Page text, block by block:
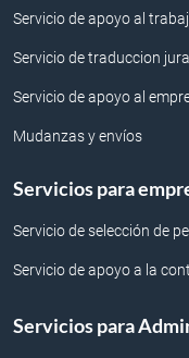
Servicio de apoyo al
Servicio de traduccion
Servicio de apoyo al
Mudanzas y envíos
Servicios para
Servicio de selección de
Servicio de apoyo a la
Servicios para